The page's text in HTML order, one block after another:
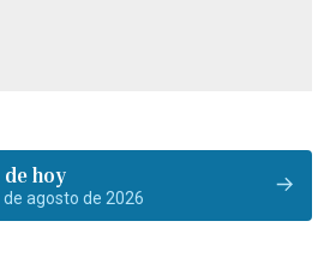
de hoy
de agosto de 2026